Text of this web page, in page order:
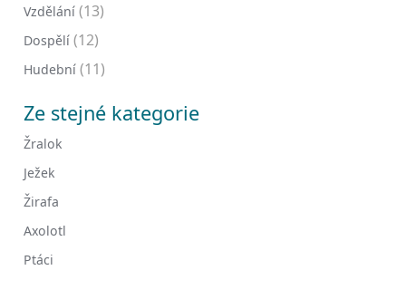
Vzdělání (13)
Dospělí (12)
Hudební (11)
Ze stejné kategorie
Žralok
Ježek
Žirafa
Axolotl
Ptáci